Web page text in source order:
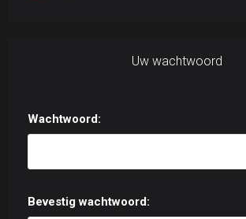
Uw wachtwoord
Wachtwoord:
Bevestig wachtwoord: